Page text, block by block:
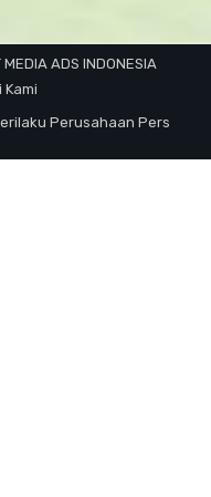
ADS INDONESIA
Kami
Perusahaan Pers